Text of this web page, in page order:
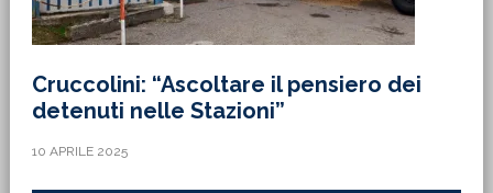
Cruccolini: “Ascoltare il pensiero dei
detenuti nelle Stazioni”
10 APRILE 2025